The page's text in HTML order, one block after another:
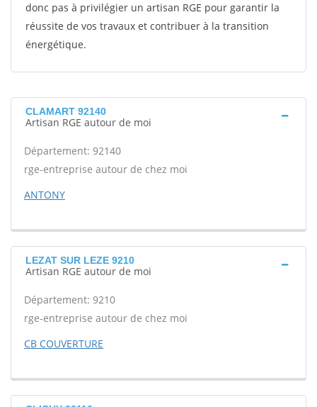
donc pas à privilégier un artisan RGE pour garantir la
réussite de vos travaux et contribuer à la transition
énergétique.
CLAMART 92140
Artisan RGE autour de moi
Département: 92140
rge-entreprise autour de chez moi
ANTONY
LEZAT SUR LEZE 9210
Artisan RGE autour de moi
Département: 9210
rge-entreprise autour de chez moi
CB COUVERTURE